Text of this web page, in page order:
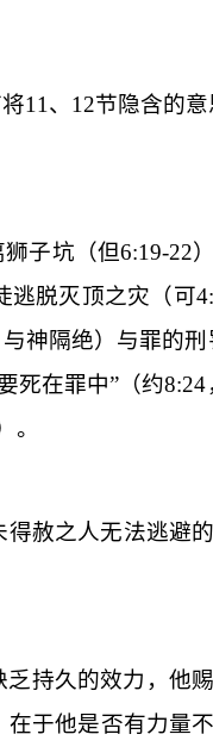
11 、 12节隐含的
子坑（但6:19-22
逃脱灭顶之灾（可
神隔绝）与罪的
死在罪中”（约8:24
。
得赦之人无法逃避
持久的效力，他
于他是否有力量